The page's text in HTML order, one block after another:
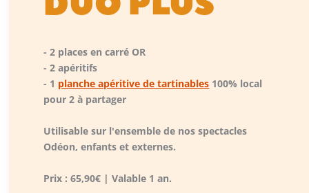
- 2 places en carré OR
- 2 apéritifs
- 1 planche apéritive de tartinables 100% local
pour 2 à partager
Utilisable sur l'ensemble de nos spectacles
Odéon, enfants et externes.
Prix : 65,90€ | Valable 1 an.